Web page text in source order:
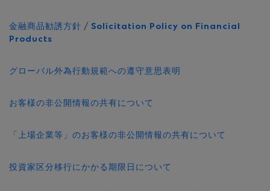
金融商品勧誘方針 / Solicitation Policy on Financial
Products
グローバル外為行動規範への遵守意思表明
お客様の非公開情報の共有について
「上場企業等」のお客様の非公開情報の共有について
投資家区分移行にかかる期限日について